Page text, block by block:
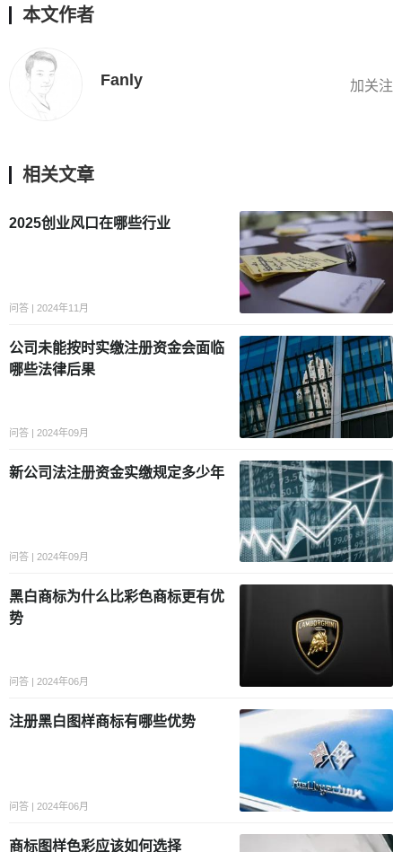
本文作者
Fanly 加关注
相关文章
2025创业风口在哪些行业
问答 | 2024年11月
公司未能按时实缴注册资金会面临
哪些法律后果
问答 | 2024年09月
新公司法注册资金实缴规定多少年
问答 | 2024年09月
黑白商标为什么比彩色商标更有优
势
问答 | 2024年06月
注册黑白图样商标有哪些优势
问答 | 2024年06月
商标图样色彩应该如何选择